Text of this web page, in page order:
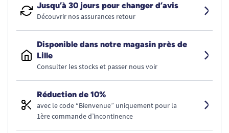
Jusqu’à 30 jours pour changer d’avis
Découvrir nos assurances retour
Disponible dans notre magasin près de
Lille
Consulter les stocks et passer nous voir
Réduction de 10%
avec le code “Bienvenue” uniquement pour la
1ère commande d’incontinence